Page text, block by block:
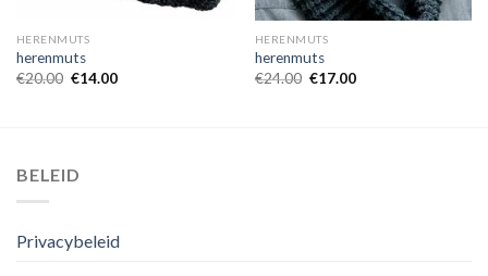
HERENMUTS
herenmuts
€20.00 €14.00
HERENMUTS
herenmuts
€24.00 €17.00
BELEID
Privacybeleid